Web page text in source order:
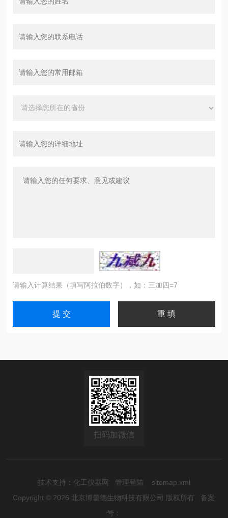
请输入计算结果（填写阿拉伯数字），如：三加四=7
扫码加微信
技术支持： 化工仪器网 管理登陆
sitemap.xml
Copyright © 2026 北京博蕾德生物科技有限公司 版权所有 备案
号：